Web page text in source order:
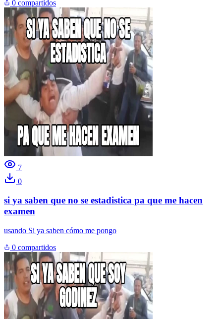
0 compartidos
7
0
si ya saben que no se estadistica pa que me hacen
examen
usando Si ya saben cómo me pongo
0 compartidos